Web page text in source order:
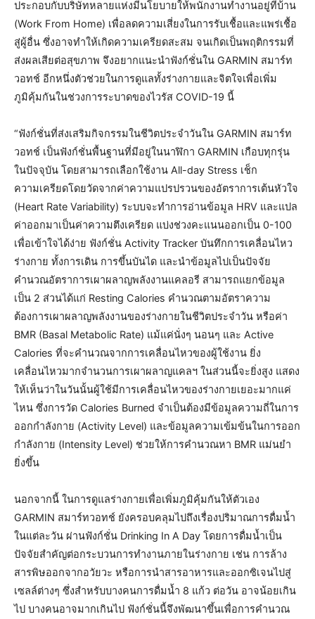
ประกอบกับบริษัทหลายแห่งมีนโยบายให้พนักงานทำงานอยู่ที่บ้าน
(Work From Home) เพื่อลดความเสี่ยงในการรับเชื้อและแพร่เชื้อ
สู่ผู้อื่น ซึ่งอาจทำให้เกิดความเครียดสะสม จนเกิดเป็นพฤติกรรมที่
ส่งผลเสียต่อสุขภาพ จึงอยากแนะนำฟังก์ชั่นใน GARMIN สมาร์ท
วอทช์ อีกหนึ่งตัวช่วยในการดูแลทั้งร่างกายและจิตใจเพื่อเพิ่ม
ภูมิคุ้มกันในช่วงการระบาดของไวรัส COVID-19 นี้
“ฟังก์ชั่นที่ส่งเสริมกิจกรรมในชีวิตประจำวันใน GARMIN สมาร์ท
วอทช์ เป็นฟังก์ชั่นพื้นฐานที่มีอยู่ในนาฬิกา GARMIN เกือบทุกรุ่น
ในปัจจุบัน โดยสามารถเลือกใช้งาน All-day Stress เช็ก
ความเครียดโดยวัดจากค่าความแปรปรวนของอัตราการเต้นหัวใจ
(Heart Rate Variability) ระบบจะทำการอ่านข้อมูล HRV และแปล
ค่าออกมาเป็นค่าความตึงเครียด แบ่งช่วงคะแนนออกเป็น 0-100
เพื่อเข้าใจได้ง่าย ฟังก์ชั่น Activity Tracker บันทึกการเคลื่อนไหว
ร่างกาย ทั้งการเดิน การขึ้นบันได และนำข้อมูลไปเป็นปัจจัย
คำนวณอัตราการเผาผลาญพลังงานแคลอรี สามารถแยกข้อมูล
เป็น 2 ส่วนได้แก่ Resting Calories คำนวณตามอัตราความ
ต้องการเผาผลาญพลังงานของร่างกายในชีวิตประจำวัน หรือค่า
BMR (Basal Metabolic Rate) แม้แค่นั่งๆ นอนๆ และ Active
Calories ที่จะคำนวณจากการเคลื่อนไหวของผู้ใช้งาน ยิ่ง
เคลื่อนไหวมากจำนวนการเผาผลาญแคลฯ ในส่วนนี้จะยิ่งสูง แสดง
ให้เห็นว่าในวันนั้นผู้ใช้มีการเคลื่อนไหวของร่างกายเยอะมากแค่
ไหน ซึ่งการวัด Calories Burned จำเป็นต้องมีข้อมูลความถี่ในการ
ออกกำลังกาย (Activity Level) และข้อมูลความเข้มข้นในการออก
กำลังกาย (Intensity Level) ช่วยให้การคำนวณหา BMR แม่นยำ
ยิ่งขึ้น
นอกจากนี้ ในการดูแลร่างกายเพื่อเพิ่มภูมิคุ้มกันให้ตัวเอง
GARMIN สมาร์ทวอทช์ ยังครอบคลุมไปถึงเรื่องปริมาณการดื่มน้ำ
ในแต่ละวัน ผ่านฟังก์ชั่น Drinking In A Day โดยการดื่มน้ำเป็น
ปัจจัยสำคัญต่อกระบวนการทำงานภายในร่างกาย เช่น การล้าง
สารพิษออกจากอวัยวะ หรือการนำสารอาหารและออกซิเจนไปสู่
เซลล์ต่างๆ ซึ่งสำหรับบางคนการดื่มน้ำ 8 แก้ว ต่อวัน อาจน้อยเกิน
ไป บางคนอาจมากเกินไป ฟังก์ชั่นนี้จึงพัฒนาขึ้นเพื่อการคำนวณ